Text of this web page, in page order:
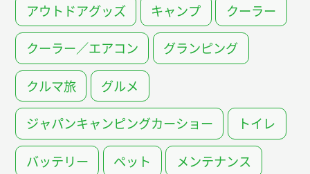
アウトドアグッズ キャンプ クーラー
クーラー／エアコン グランピング
クルマ旅 グルメ
ジャパンキャンピングカーショー トイレ
バッテリー ペット メンテナンス